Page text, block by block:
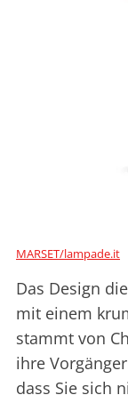
MARSET/lampade.it
Das Design
mit einem
stammt von
ihre
dass Sie sich